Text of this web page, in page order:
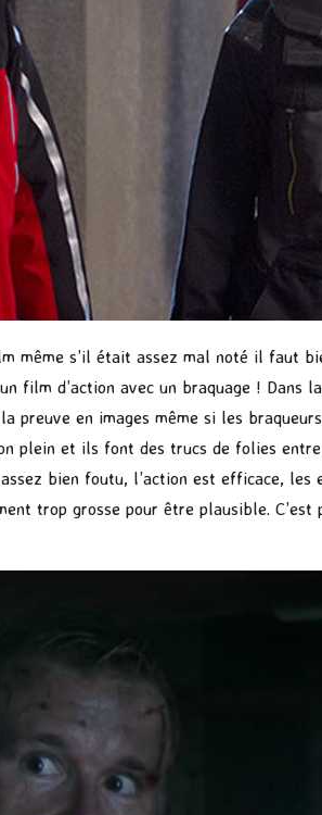
même s’il était assez mal noté il faut
film d’action avec un braquage !
en images même si les
plein et ils font des trucs de folies
bien foutu, l’action est efficace,
trop grosse pour être plausible.